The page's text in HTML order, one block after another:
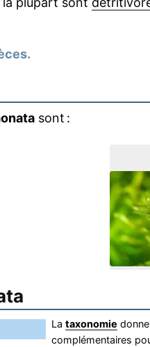
sont :
Lataxonomie
complémentaires